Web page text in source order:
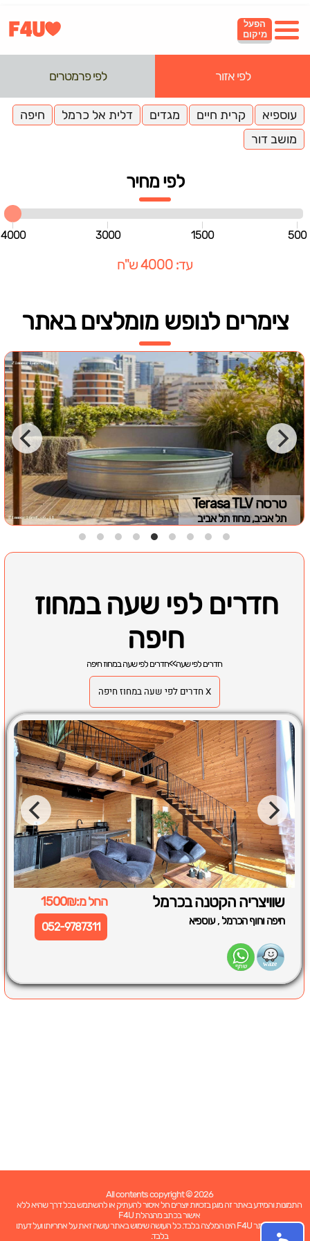
הפעל
מיקום
לפי אזור לפי פרמטרים
עוספיא קרית חיים מגדים דלית אל כרמל
חיפה
מושב דור
לפי מחיר
500
1500
3000
4000
עד: 4000 ש"ח
צימרים לנופש מומלצים באתר
טרסה Terasa TLV
תל אביב, מחוז תל אביב
חדרים לפי שעה במחוז
חיפה
חדרים לפי שעה>>חדרים לפי שעה במחוז חיפה
X חדרים לפי שעה במחוז חיפה
שוויצריה הקטנה בכרמל החל מ:1500₪
חיפה וחוף הכרמל ,עוספיא 052-9787311
All contents copyright © 2026
התמונות והמידע באתר זה מוגן בזכויות יוצרים חל איסור להעתיק או להשתמש בכל דרך שהיא ללא
אישור בכתב מהנהלת F4U
כל האמור באתר F4U הינו המלצה בלבד. כל העושה שימוש באתר עושה זאת על אחריותו ועל דעתו
בלבד.